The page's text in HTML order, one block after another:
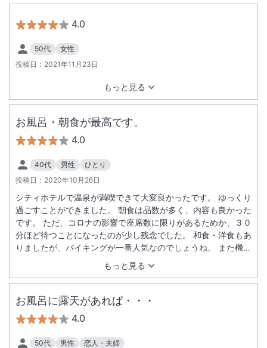
いとともに来て、その親が子供にプールがごとく泳ぎを教え、
その後子供を置き去りにしてサウナに入っていたこともあり、
戦場と化していた時間もありましたが、それ以外は落ち着いた
雰囲気でした（ホテル側の問題ではなく、親の問題です）。朝
食はバイキングを利用しましたが、８：３０頃は混雑し待ち客
もいらっしゃったので、１５分ほどずらしたら待つこともなく
4.0
50代
女性
投稿日： 2021年11月23日
もっと見る
お風呂・朝食が最高です。
4.0
40代 男性
ひとり
投稿日： 2020年10月26日
もっと見る
シティホテルで温泉が満喫できて大変良かったです。 ゆっくり
過ごすことができました。 朝食は品数が多く、内容も良かった
です。 ただ、コロナの影響で座席数に限りがあるためか、３０
分ほど待つことになったのが少し残念でした。 和食・洋食もあ
りましたが、バイキングが一番人気なのでしょうね。 また機会
があれば、泊まりたいと思います。
お風呂に露天があれば・・・
4.0
50代 男性 恋人・夫婦